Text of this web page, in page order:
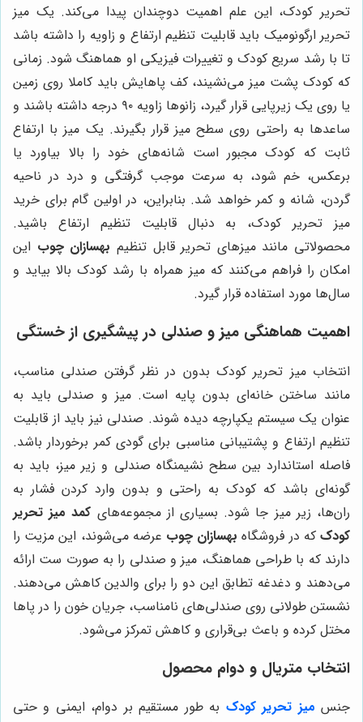
تحریر کودک، این علم اهمیت دوچندان پیدا می‌کند. یک میز
تحریر ارگونومیک باید قابلیت تنظیم ارتفاع و زاویه را داشته باشد
تا با رشد سریع کودک و تغییرات فیزیکی او هماهنگ شود. زمانی
که کودک پشت میز می‌نشیند، کف پاهایش باید کاملا روی زمین
یا روی یک زیرپایی قرار گیرد، زانوها زاویه ۹۰ درجه داشته باشند و
ساعدها به راحتی روی سطح میز قرار بگیرند. یک میز با ارتفاع
ثابت که کودک مجبور است شانه‌های خود را بالا بیاورد یا
برعکس، خم شود، به سرعت موجب گرفتگی و درد در ناحیه
گردن، شانه و کمر خواهد شد. بنابراین، در اولین گام برای خرید
میز تحریر کودک، به دنبال قابلیت تنظیم ارتفاع باشید.
محصولاتی مانند میزهای تحریر قابل تنظیم بهسازان چوب این
امکان را فراهم می‌کنند که میز همراه با رشد کودک بالا بیاید و
سال‌ها مورد استفاده قرار گیرد.
اهمیت هماهنگی میز و صندلی در پیشگیری از خستگی
انتخاب میز تحریر کودک بدون در نظر گرفتن صندلی مناسب،
مانند ساختن خانه‌ای بدون پایه است. میز و صندلی باید به
عنوان یک سیستم یکپارچه دیده شوند. صندلی نیز باید از قابلیت
تنظیم ارتفاع و پشتیبانی مناسبی برای گودی کمر برخوردار باشد.
فاصله استاندارد بین سطح نشیمنگاه صندلی و زیر میز، باید به
گونه‌ای باشد که کودک به راحتی و بدون وارد کردن فشار به
ران‌ها، زیر میز جا شود. بسیاری از مجموعه‌های کمد میز تحریر
کودک که در فروشگاه بهسازان چوب عرضه می‌شوند، این مزیت را
دارند که با طراحی هماهنگ، میز و صندلی را به صورت ست ارائه
می‌دهند و دغدغه تطابق این دو را برای والدین کاهش می‌دهند.
نشستن طولانی روی صندلی‌های نامناسب، جریان خون را در پاها
مختل کرده و باعث بی‌قراری و کاهش تمرکز می‌شود.
انتخاب متریال و دوام محصول
جنس میز تحریر کودک به طور مستقیم بر دوام، ایمنی و حتی